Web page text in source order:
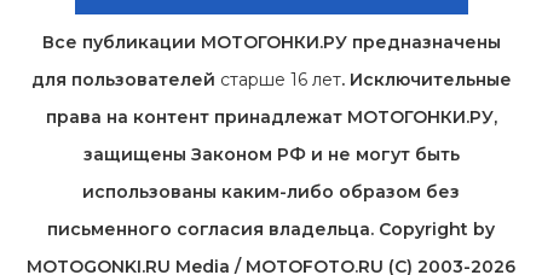
Все публикации МОТОГОНКИ.РУ предназначены
для пользователей старше 16 лет. Исключительные
права на контент принадлежат МОТОГОНКИ.РУ,
защищены Законом РФ и не могут быть
использованы каким-либо образом без
письменного согласия владельца. Copyright by
MOTOGONKI.RU Media / MOTOFOTO.RU (C) 2003-2026